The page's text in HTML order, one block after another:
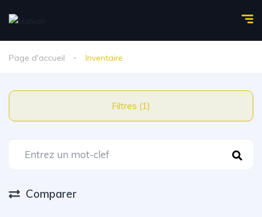
Page d'accueil Inventaire
Filtres (1)
Comparer